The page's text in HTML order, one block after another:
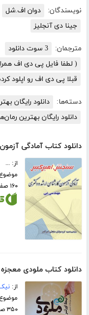
نویسندگان: دوان اف.شل
جینا دی آنجلیز
مترجمان:
3 سوت دانلود
( لطفا فایل پی دی اف
قبلا پی دی اف رو اپلود
دسته‌ها:
دانلود رایگان
دانلود رایگان بهترین
دانلود کتاب آمادگی
از: ...
۱۶۰ صفحه
دانلود کتاب ملودی
از:نیک
۳۵۰ صفحه